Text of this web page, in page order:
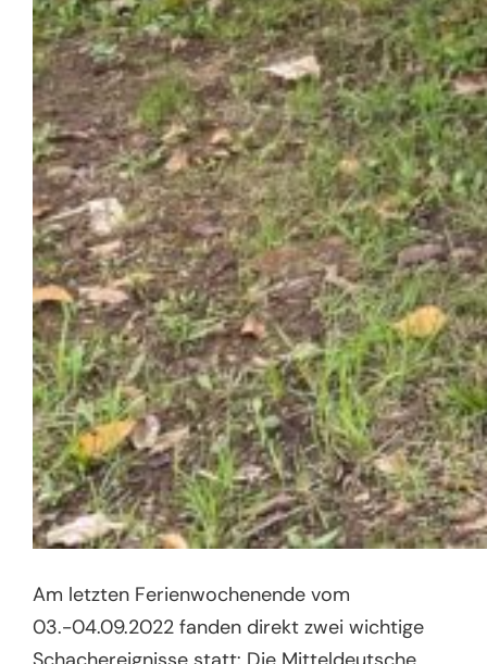
Am letzten Ferienwochenende vom
03.-04.09.2022 fanden direkt zwei wichtige